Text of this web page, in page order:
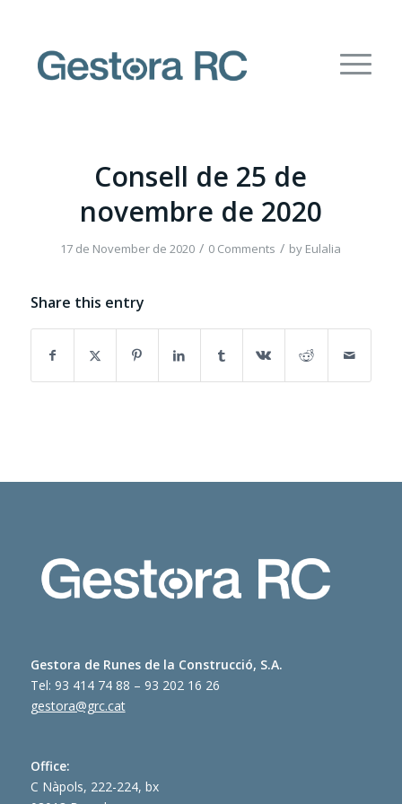
Consell de 25 de
novembre de 2020
17 de November de 2020 / 0 Comments / by Eulalia
Share this entry
Gestora de Runes de la Construcció, S.A.
Tel: 93 414 74 88 – 93 202 16 26
gestora@grc.cat
Office:
C Nàpols, 222-224, bx